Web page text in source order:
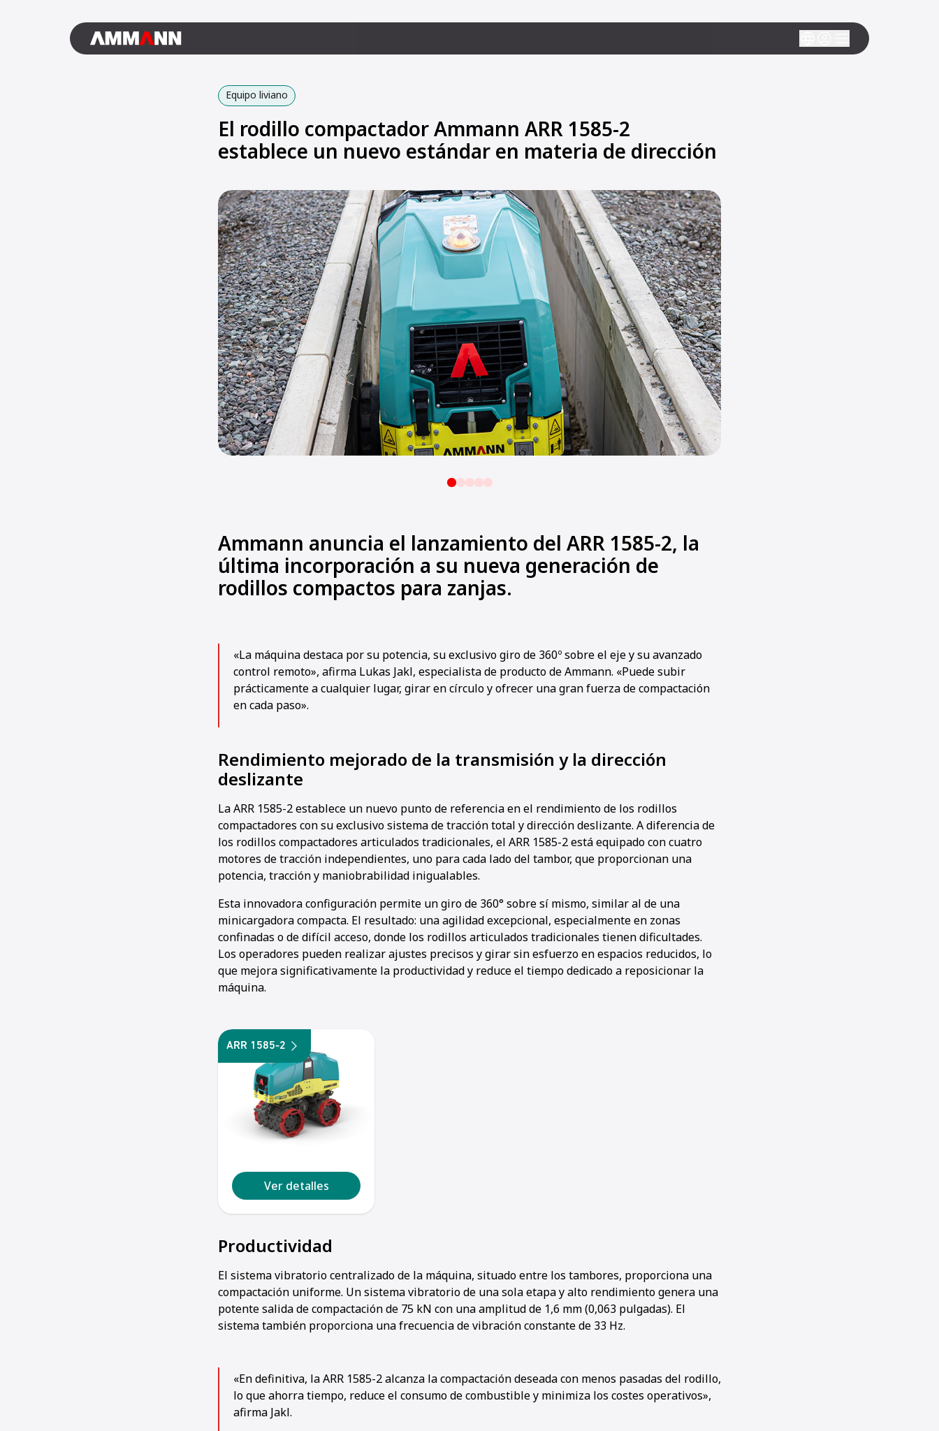
Equipo liviano
El rodillo compactador Ammann ARR 1585-2
establece un nuevo estándar en materia de dirección
Ammann anuncia el lanzamiento del ARR 1585-2, la
última incorporación a su nueva generación de
rodillos compactos para zanjas.
«La máquina destaca por su potencia, su exclusivo giro de 360º sobre el eje y su avanzado
control remoto», afirma Lukas Jakl, especialista de producto de Ammann. «Puede subir
prácticamente a cualquier lugar, girar en círculo y ofrecer una gran fuerza de compactación
en cada paso».
Rendimiento mejorado de la transmisión y la dirección
deslizante
La ARR 1585-2 establece un nuevo punto de referencia en el rendimiento de los rodillos
compactadores con su exclusivo sistema de tracción total y dirección deslizante. A diferencia de
los rodillos compactadores articulados tradicionales, el ARR 1585-2 está equipado con cuatro
motores de tracción independientes, uno para cada lado del tambor, que proporcionan una
potencia, tracción y maniobrabilidad inigualables.
Esta innovadora configuración permite un giro de 360° sobre sí mismo, similar al de una
minicargadora compacta. El resultado: una agilidad excepcional, especialmente en zonas
confinadas o de difícil acceso, donde los rodillos articulados tradicionales tienen dificultades.
Los operadores pueden realizar ajustes precisos y girar sin esfuerzo en espacios reducidos, lo
que mejora significativamente la productividad y reduce el tiempo dedicado a reposicionar la
máquina.
ARR 1585-2
Ver detalles
Productividad
El sistema vibratorio centralizado de la máquina, situado entre los tambores, proporciona una
compactación uniforme. Un sistema vibratorio de una sola etapa y alto rendimiento genera una
potente salida de compactación de 75 kN con una amplitud de 1,6 mm (0,063 pulgadas). El
sistema también proporciona una frecuencia de vibración constante de 33 Hz.
«En definitiva, la ARR 1585-2 alcanza la compactación deseada con menos pasadas del rodillo,
lo que ahorra tiempo, reduce el consumo de combustible y minimiza los costes operativos»,
afirma Jakl.